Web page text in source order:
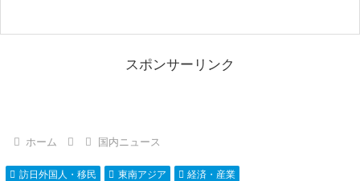
スポンサーリンク
ホーム 国内ニュース
訪日外国人・移民 東南アジア 経済・産業